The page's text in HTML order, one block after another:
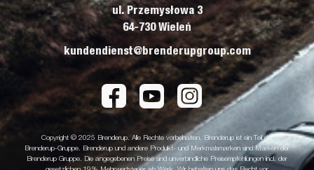
ul. Przemysłowa 3
64-730 Wieleń
kundendienst@brenderupgroup.com
Copyright © 2025 Brenderup. Alle Rechte vorbehalten. Brenderup ist ein Teil der
Brenderup-Gruppe. Brenderup und andere Produkt- und Merkmalsmarken sind Marken der
Brenderup Gruppe. Die angegebenen Preise sind unverbindliche Preisempfehlungen incl. der